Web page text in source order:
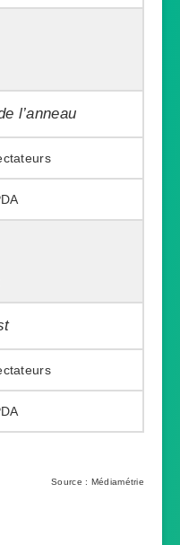
l’anneau
Source : Médiamétrie